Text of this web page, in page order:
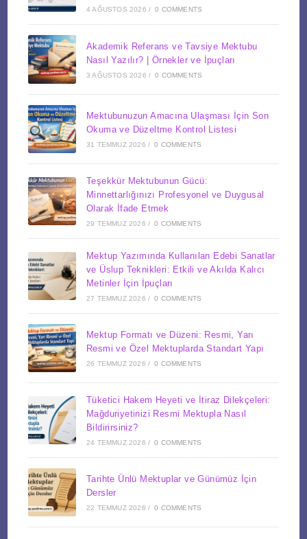
4 AĞUSTOS 2026 / 0 COMMENTS
Akademik Referans ve Tavsiye Mektubu
Nasıl Yazılır? | Örnekler ve İpuçları
3 AĞUSTOS 2026 / 0 COMMENTS
Mektubunuzun Amacına Ulaşması İçin Son
Okuma ve Düzeltme Kontrol Listesi
31 TEMMUZ 2026 / 0 COMMENTS
Teşekkür Mektubunun Gücü:
Minnettarlığınızı Profesyonel ve Duygusal
Olarak İfade Etmek
29 TEMMUZ 2026 / 0 COMMENTS
Mektup Yazımında Kullanılan Edebi Sanatlar
ve Üslup Teknikleri: Etkili ve Akılda Kalıcı
Metinler İçin İpuçları
27 TEMMUZ 2026 / 0 COMMENTS
Mektup Formatı ve Düzeni: Resmi, Yarı
Resmi ve Özel Mektuplarda Standart Yapı
26 TEMMUZ 2026 / 0 COMMENTS
Tüketici Hakem Heyeti ve İtiraz Dilekçeleri:
Mağduriyetinizi Resmi Mektupla Nasıl
Bildirirsiniz?
24 TEMMUZ 2026 / 0 COMMENTS
Tarihte Ünlü Mektuplar ve Günümüz İçin
Dersler
22 TEMMUZ 2026 / 0 COMMENTS